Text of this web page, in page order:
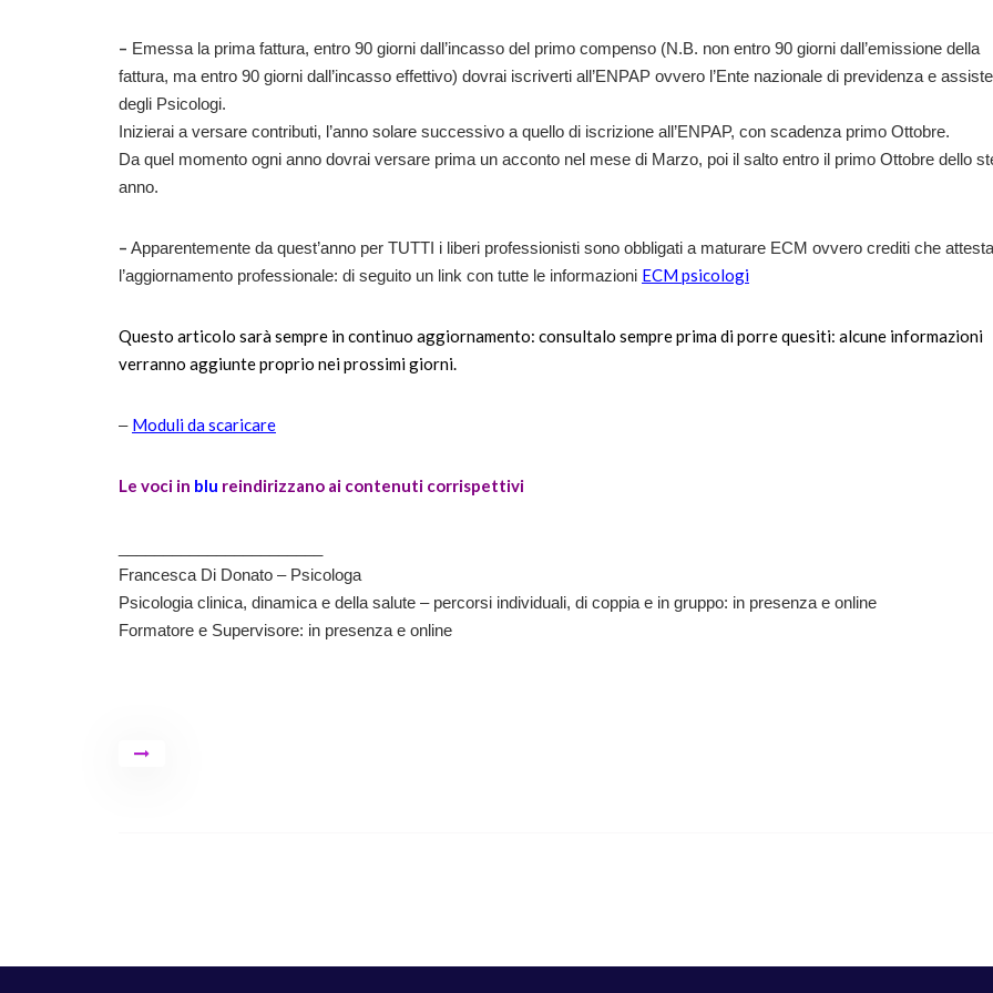
– Emessa la prima fattura, entro 90 giorni dall’incasso del primo compenso (N.B. non entro 90 giorni dall’emissione della
fattura, ma entro 90 giorni dall’incasso effettivo) dovrai iscriverti all’ENPAP ovvero l’Ente nazionale di previdenza e
degli Psicologi.
Inizierai a versare contributi, l’anno solare successivo a quello di iscrizione all’ENPAP, con scadenza primo Ottobre.
Da quel momento ogni anno dovrai versare prima un acconto nel mese di Marzo, poi il salto entro il primo Ottobre dello
anno.
– Apparentemente da quest’anno per TUTTI i liberi professionisti sono obbligati a maturare ECM ovvero crediti che
l’aggiornamento professionale: di seguito un link con tutte le informazioni ECM psicologi
Questo articolo sarà sempre in continuo aggiornamento: consultalo sempre prima di porre quesiti: alcune informazioni
verranno aggiunte proprio nei prossimi giorni.
– Moduli da scaricare
Le voci in blu reindirizzano ai contenuti corrispettivi
Francesca Di Donato – Psicologa
Psicologia clinica, dinamica e della salute – percorsi individuali, di coppia e in gruppo: in presenza e online
Formatore e Supervisore: in presenza e online